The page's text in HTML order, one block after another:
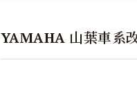
YAMAHA 山葉車系